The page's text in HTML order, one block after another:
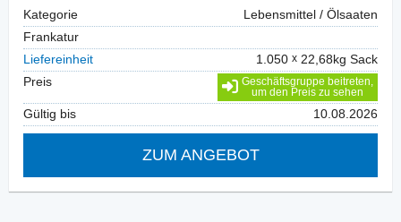
Kategorie
Lebensmittel / Ölsaaten
Frankatur
Liefereinheit
1.050
22,68kg Sack
Preis
Geschäftsgruppe beitreten,
um den Preis zu sehen
Gültig bis 10.08.2026
ZUM ANGEBOT